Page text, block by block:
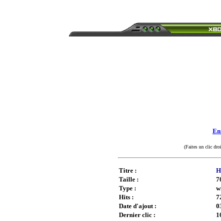
(Faites un clic
Titre :
Taille :
Type :
Hits :
Date d'ajout :
Dernier clic :